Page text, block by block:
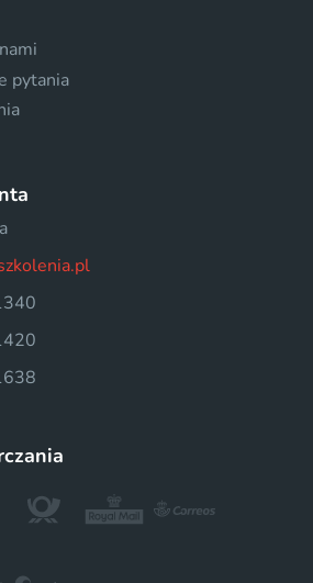
pytania